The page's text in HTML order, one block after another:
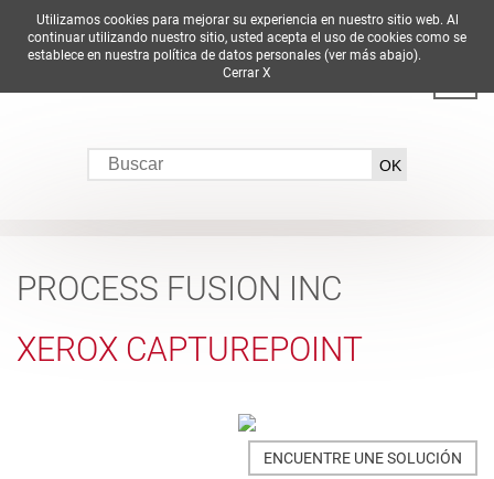
DE EN ES FR
PROCESS FUSION INC
XEROX CAPTUREPOINT
ENCUENTRE UNE SOLUCIÓN
Utilizamos cookies para mejorar su experiencia en nuestro sitio web. Al
continuar utilizando nuestro sitio, usted acepta el uso de cookies como se
establece en nuestra política de datos personales (ver más abajo).
Cerrar X